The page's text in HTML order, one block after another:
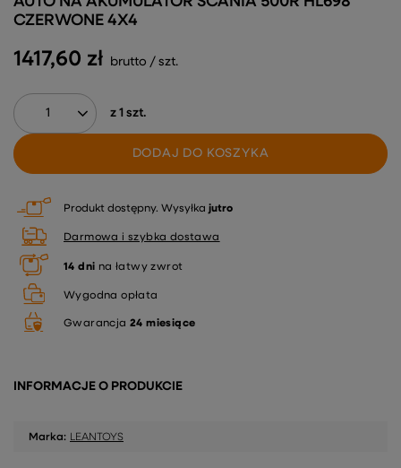
1417,60 zł brutto / szt.
z 1 szt.
DODAJ DO KOSZYKA
CZERWONE 4X4
Produkt dostępny Wysyłka jutro
Darmowa i szybka dostawa
14 dni na łatwy zwrot
Wygodna opłata
Gwarancja 24 miesiące
INFORMACJE O PRODUKCIE
Marka: LEANTOYS